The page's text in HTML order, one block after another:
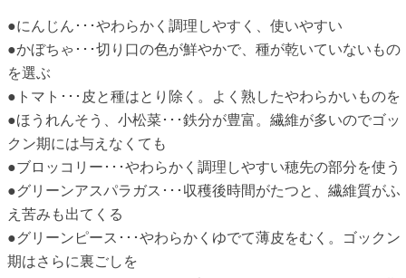
●にんじん･･･やわらかく調理しやすく、使いやすい
●かぼちゃ･･･切り口の色が鮮やかで、種が乾いていないもの
を選ぶ
●トマト･･･皮と種はとり除く。よく熟したやわらかいものを
●ほうれんそう、小松菜･･･鉄分が豊富。繊維が多いのでゴッ
クン期には与えなくても
●ブロッコリー･･･やわらかく調理しやすい穂先の部分を使う
●グリーンアスパラガス･･･収穫後時間がたつと、繊維質がふ
え苦みも出てくる
●グリーンピース･･･やわらかくゆでて薄皮をむく。ゴックン
期はさらに裏ごしを